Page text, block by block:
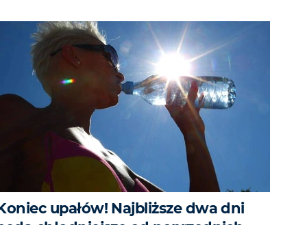
upałów! Najbliższe dwa dni